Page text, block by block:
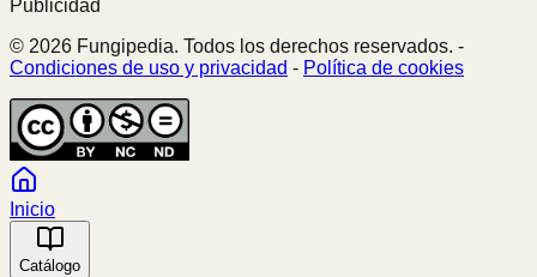
Publicidad
© 2026 Fungipedia. Todos los derechos reservados. -
Condiciones de uso y privacidad - Política de cookies
Inicio
Catálogo